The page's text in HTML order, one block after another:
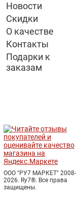
Новости
Скидки
О качестве
Контакты
Подарки к
заказам
ООО "РУ7 МАРКЕТ" 2008-
2026. Ry7®. Все права
защищены.